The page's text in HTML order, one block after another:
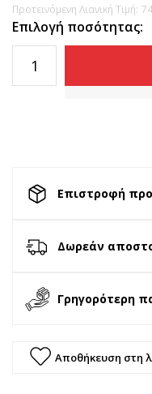
Προτεινόμενη Λιανική Τιμή:
Επιλογή ποσότητας:
Επιστροφή
Δωρεάν
Γρηγορότερη
Αποθήκευση στη